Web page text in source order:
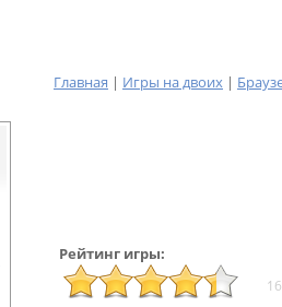
Главная | Игры на двоих |
Рейтинг игры: